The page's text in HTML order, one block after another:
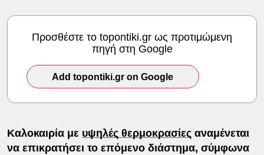
Προσθέστε το topontiki.gr ως προτιμώμενη
πηγή στη Google
Add topontiki.gr on Google
Καλοκαιρία με υψηλές θερμοκρασίεςαναμένεται
να επικρατήσει το επόμενο διάστημα, σύμφωνα